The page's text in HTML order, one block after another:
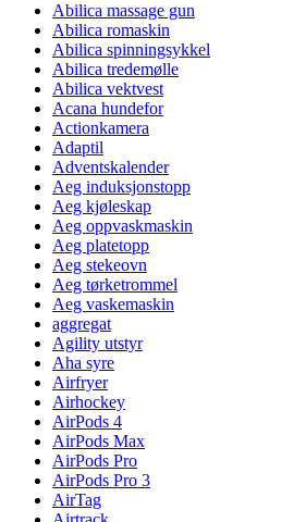
Abilica massage gun
Abilica romaskin
Abilica spinningsykkel
Abilica tredemølle
Abilica vektvest
Acana hundefor
Actionkamera
Adaptil
Adventskalender
Aeg induksjonstopp
Aeg kjøleskap
Aeg oppvaskmaskin
Aeg platetopp
Aeg stekeovn
Aeg tørketrommel
Aeg vaskemaskin
aggregat
Agility utstyr
Aha syre
Airfryer
Airhockey
AirPods 4
AirPods Max
AirPods Pro
AirPods Pro 3
AirTag